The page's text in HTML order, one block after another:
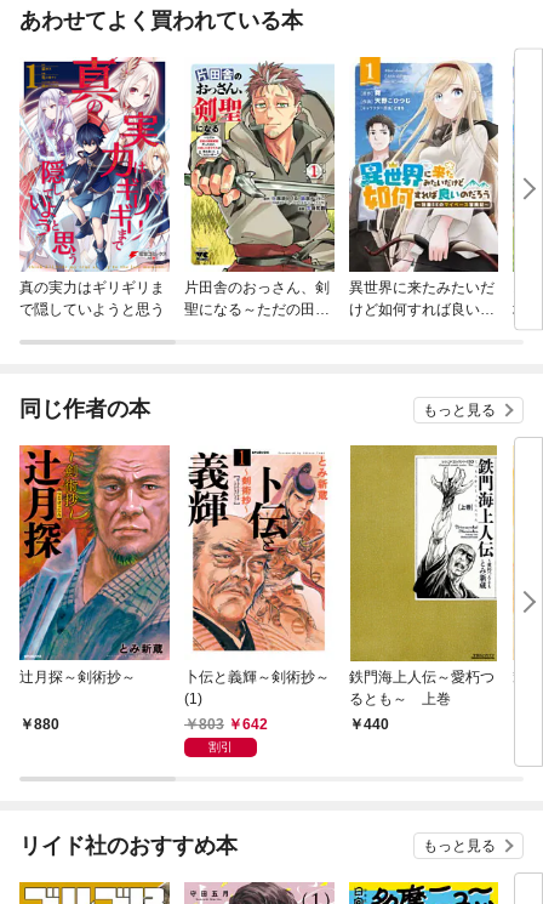
あわせてよく買われている本
真の実力はギリギリま
で隠していようと思う
片田舎のおっさん、剣
聖になる～ただの田舎
異世界に来たみたいだ
けど如何すれば良いの
地
同じ作者の本 もっと見る
辻月探～剣術抄～
880
卜伝と義輝～剣術抄～
(1)
803
642
割引
鉄門海上人伝～愛朽つ
るとも～ 上巻
440
輦
リイド社のおすすめ本 もっと見る